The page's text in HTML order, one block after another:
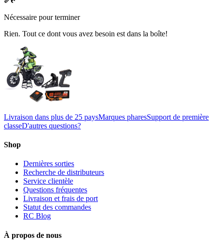
Nécessaire pour terminer
Rien. Tout ce dont vous avez besoin est dans la boîte!
Livraison dans plus de 25 paysMarques pharesSupport de première
classeD'autres questions?
Shop
Dernières sorties
Recherche de distributeurs
Service clientèle
Questions fréquentes
Livraison et frais de port
Statut des commandes
RC Blog
À propos de nous